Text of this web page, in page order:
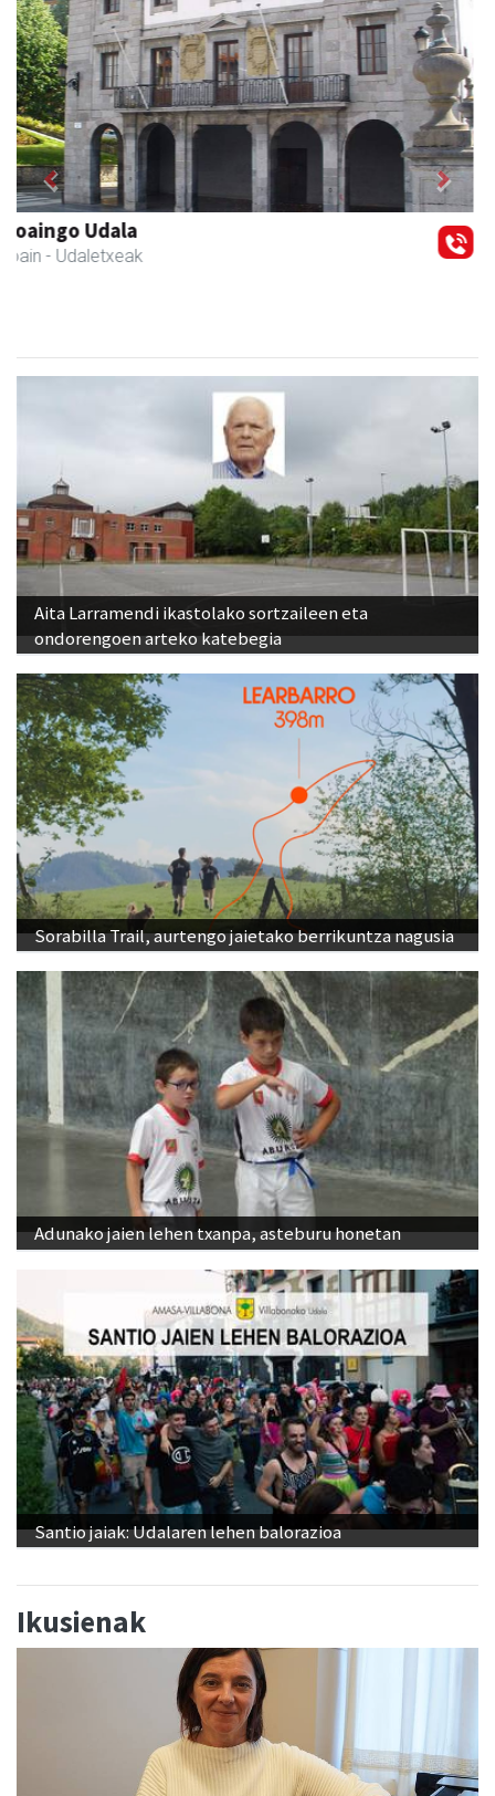
Xixori belar-denda
Andoain - Belar-denda
Previous Next
Aita Larramendi ikastolako sortzaileen eta
ondorengoen arteko katebegia
Sorabilla Trail, aurtengo jaietako berrikuntza nagusia
Adunako jaien lehen txanpa, asteburu honetan
Santio jaiak: Udalaren lehen balorazioa
Ikusienak